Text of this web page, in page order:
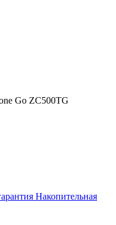
Go ZC500TG
Накопительная